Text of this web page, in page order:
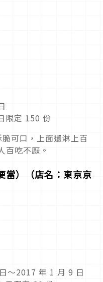
限定 150 份
可口，上面還淋上百
百吃不厭。
當）（店名：東京京
～2017 年 1 月 9 日